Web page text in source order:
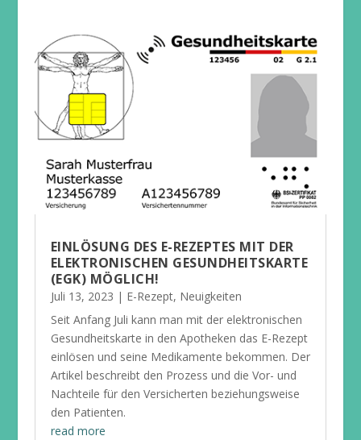
EINLÖSUNG DES E-REZEPTES MIT DER
ELEKTRONISCHEN GESUNDHEITSKARTE
(EGK) MÖGLICH!
Juli 13, 2023 | E-Rezept, Neuigkeiten
Seit Anfang Juli kann man mit der elektronischen
Gesundheitskarte in den Apotheken das E-Rezept
einlösen und seine Medikamente bekommen. Der
Artikel beschreibt den Prozess und die Vor- und
Nachteile für den Versicherten beziehungsweise
den Patienten.
read more